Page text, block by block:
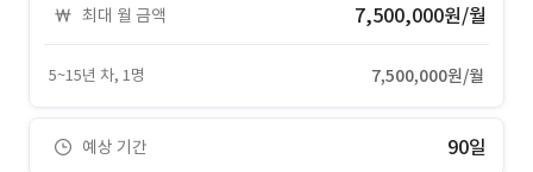
최대 월 금액 7,500,000원/월
5~15년 차, 1명 7,500,000원/월
예상 기간 90일